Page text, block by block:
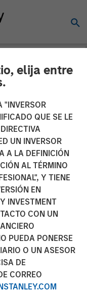
elija entre
"INVERSOR
QUE SE LE
UN INVERSOR
A LA DEFINICIÓN
AL TÉRMINO
Y TIENE
EN
INVESTMENT
CON UN
PUEDA PONERSE
O UN ASESOR
DE
CORREO